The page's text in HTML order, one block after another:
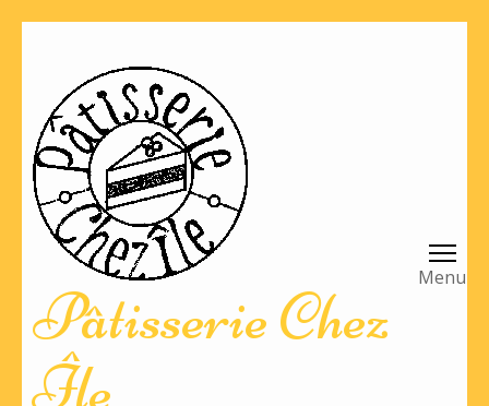
ツ
へ
(Enter
Pâtisserie Chez
Île